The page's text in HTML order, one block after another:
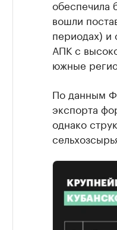
обеспечила
вошли
периодах) и
АПК с
южные
По данным
экспорта
однако